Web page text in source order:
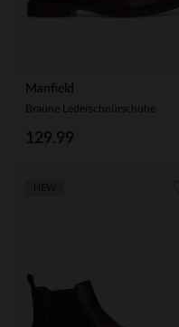
Manfield
Braune Lederschnürschuhe
129.99